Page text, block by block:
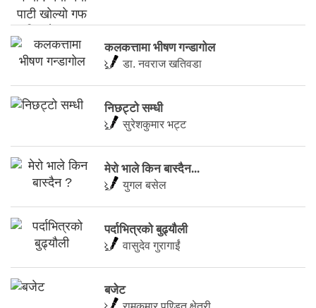
कलकत्तामा भीषण गन्डागोल
डा. नवराज खतिवडा
निछट्टो सम्धी
सुरेशकुमार भट्ट
मेरो भाले किन बास्दैन...
युगल बसेल
पर्दाभित्रको बुढ्यौली
वासुदेव गुरागाईं
बजेट